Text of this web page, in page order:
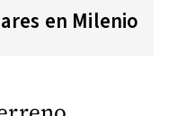
en Milenio